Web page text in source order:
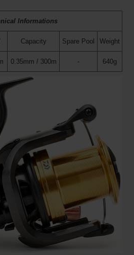
Informations
Capacity Spare Pool Weight
0.35mm / 300m - 640g